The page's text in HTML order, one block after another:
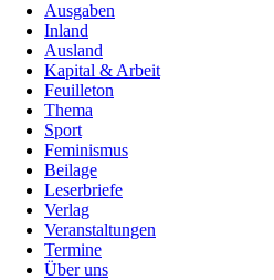
Ausgaben
Inland
Ausland
Kapital & Arbeit
Feuilleton
Thema
Sport
Feminismus
Beilage
Leserbriefe
Verlag
Veranstaltungen
Termine
Über uns